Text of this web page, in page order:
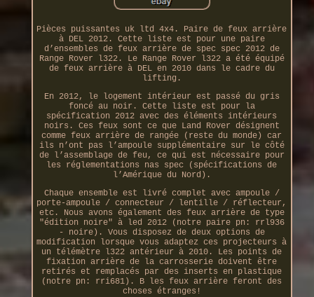
Pièces puissantes uk ltd 4x4. Paire de feux arrière
à DEL 2012. Cette liste est pour une paire
d’ensembles de feux arrière de spec spec 2012 de
Range Rover l322. Le Range Rover l322 a été équipé
de feux arrière à DEL en 2010 dans le cadre du
lifting.
En 2012, le logement intérieur est passé du gris
foncé au noir. Cette liste est pour la
spécification 2012 avec des éléments intérieurs
noirs. Ces feux sont ce que Land Rover désignent
comme feux arrière de rangée (reste du monde) car
ils n’ont pas l’ampoule supplémentaire sur le côté
de l’assemblage de feu, ce qui est nécessaire pour
les réglementations nas spec (spécifications de
l’Amérique du Nord).
Chaque ensemble est livré complet avec ampoule /
porte-ampoule / connecteur / lentille / réflecteur,
etc. Nous avons également des feux arrière de type
"édition noire" à led 2012 (notre paire pn: rrl936
- noire). Vous disposez de deux options de
modification lorsque vous adaptez ces projecteurs à
un télémètre l322 antérieur à 2010. Les points de
fixation arrière de la carrosserie doivent être
retirés et remplacés par des inserts en plastique
(notre pn: rri681). B les feux arrière feront des
choses étranges!